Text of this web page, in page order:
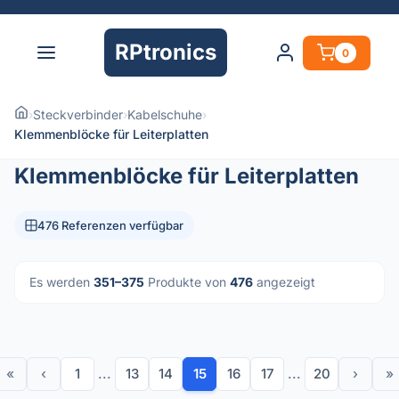
RPtronics 0
›Steckverbinder›Kabelschuhe›
Klemmenblöcke für Leiterplatten
Klemmenblöcke für Leiterplatten
476 Referenzen verfügbar
Es werden 351–375 Produkte von 476 angezeigt
« ‹ 1 ... 13 14 15 16 17 ... 20 › »